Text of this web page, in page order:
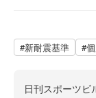
#新耐震基準 #
日刊スポーツ